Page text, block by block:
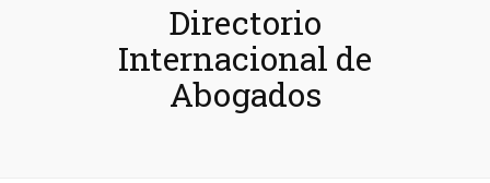
Directorio
Internacional de
Abogados